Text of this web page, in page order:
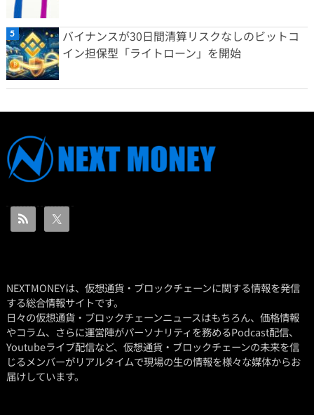
バイナンスが30日間清算リスクなしのビットコ
イン担保型「ライトローン」を開始
NEXTMONEYは、仮想通貨・ブロックチェーンに関する情報を発信
する総合情報サイトです。
日々の仮想通貨・ブロックチェーンニュースはもちろん、価格情報
やコラム、さらに運営陣がパーソナリティを務めるPodcast配信、
Youtubeライブ配信など、仮想通貨・ブロックチェーンの未来を信
じるメンバーがリアルタイムで現場の生の情報を様々な媒体からお
届けしています。